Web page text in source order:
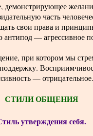
желание
часть
свои права и
антипод — агрессивное
при котором мы
— отрицательное.
СТИЛИ ОБЩЕНИЯ
утверждения себя.